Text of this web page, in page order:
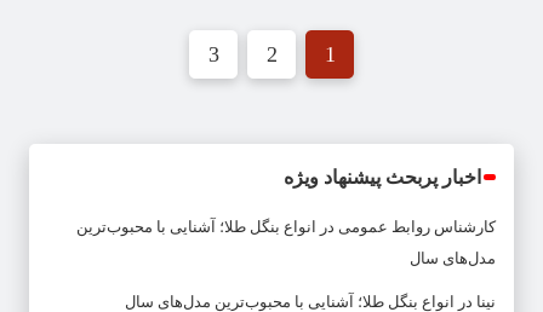
1
2
3
اخبار پربحث پیشنهاد ویژه
کارشناس روابط عمومی در
انواع بنگل طلا؛ آشنایی با محبوب‌ترین
مدل‌های سال
نینا در انواع بنگل طلا؛ آشنایی با محبوب‌ترین مدل‌های سال